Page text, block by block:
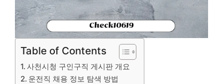
Table of Contents
사천시청 구인구직 게시판 개요
운전직 채용 정보 탐색 방법